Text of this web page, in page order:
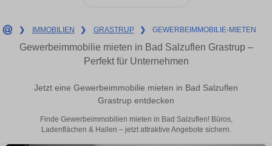
❯ IMMOBILIEN ❯ GRASTRUP ❯ GEWERBEIMMOBILIE-MIETEN
Gewerbeimmobilie mieten in Bad Salzuflen Grastrup –
Perfekt für Unternehmen
Jetzt eine Gewerbeimmobilie mieten in Bad Salzuflen
Grastrup entdecken
Finde Gewerbeimmobilien mieten in Bad Salzuflen! Büros,
Ladenflächen & Hallen – jetzt attraktive Angebote sichern.